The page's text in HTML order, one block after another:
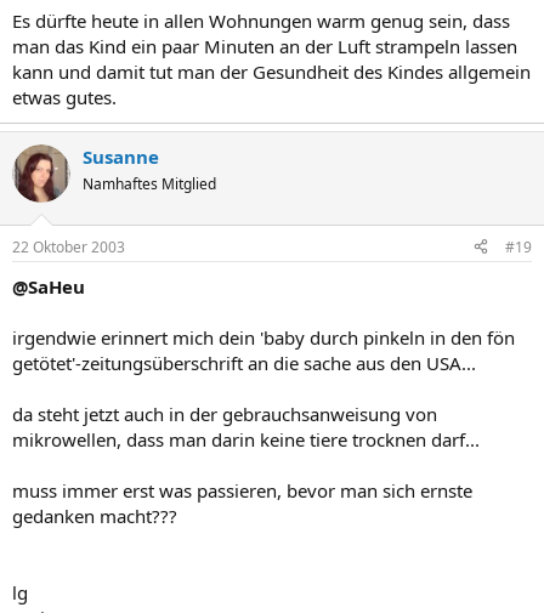
Es dürfte heute in allen Wohnungen warm genug sein, dass
man das Kind ein paar Minuten an der Luft strampeln lassen
kann und damit tut man der Gesundheit des Kindes allgemein
etwas gutes.
Susanne
Namhaftes Mitglied
22 Oktober 2003 #19
@SaHeu
irgendwie erinnert mich dein 'baby durch pinkeln in den fön
getötet'-zeitungsüberschrift an die sache aus den USA...
da steht jetzt auch in der gebrauchsanweisung von
mikrowellen, dass man darin keine tiere trocknen darf...
muss immer erst was passieren, bevor man sich ernste
gedanken macht???
lg